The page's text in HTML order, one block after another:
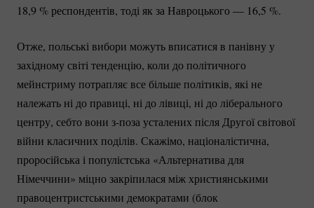
18,9 % респондентів, тоді як за Навроцького — 16,5 %.
Отже, польські вибори можуть вписатися в панівну у
західному світі тенденцію, коли до політичного
мейнстриму потрапляє все більше політиків, які не
належать ні до правиці, ні до лівиці, ні до ліберального
центру, себто вони з-поза усталених після Другої світової
війни класичних поділів. Скажімо, націоналістична,
проросійська і популістська «Альтернатива для
Німеччини» міцно закріпилася між християнськими
правоцентристськими демократами (блок